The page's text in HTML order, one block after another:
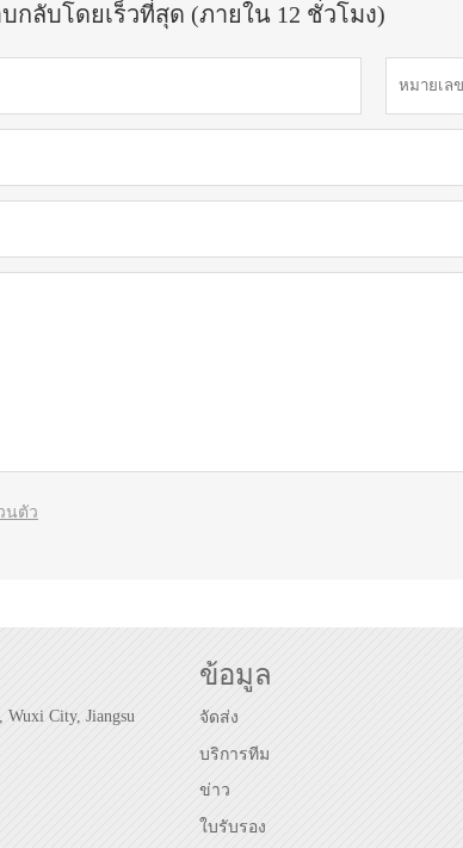
กลับโดยเร็วที่สุด (ภายใน 12 ชั่วโมง)
นตัว
City, Jiangsu
ข้อมูล
จัดส่ง
บริการทีม
ข่าว
ใบรับรอง